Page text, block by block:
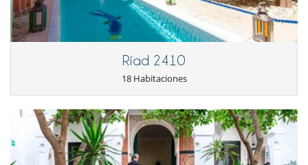
Riad 2410
18 Habitaciones